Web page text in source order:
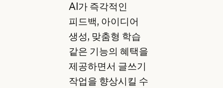
AI가 즉각적인
피드백, 아이디어
생성, 맞춤형 학습
같은 기능의 혜택을
제공하면서 글쓰기
작업을 향상시킬 수